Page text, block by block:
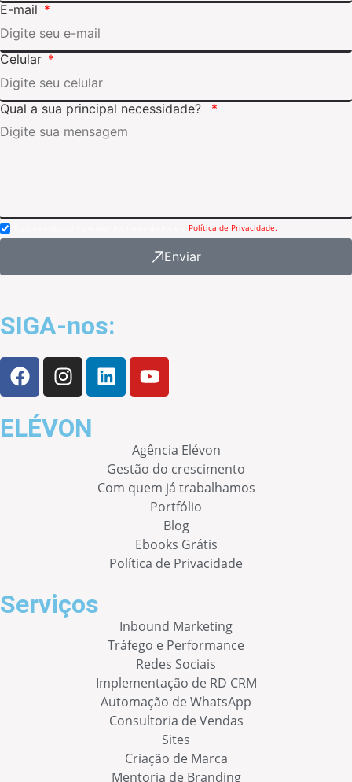
E-mail
Celular
Qual a sua principal necessidade?
Política de Privacidade.
Enviar
SIGA-nos:
ELÉVON
Agência Elévon
Gestão do crescimento
Com quem já trabalhamos
Portfólio
Blog
Ebooks Grátis
Política de Privacidade
Serviços
Inbound Marketing
Tráfego e Performance
Redes Sociais
Implementação de RD CRM
Automação de WhatsApp
Consultoria de Vendas
Sites
Criação de Marca
Mentoria de Branding